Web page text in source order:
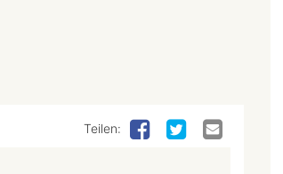
Teilen: